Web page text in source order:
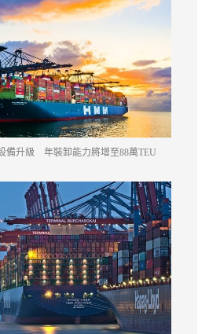
備升級 年裝卸能力將增至88萬TEU